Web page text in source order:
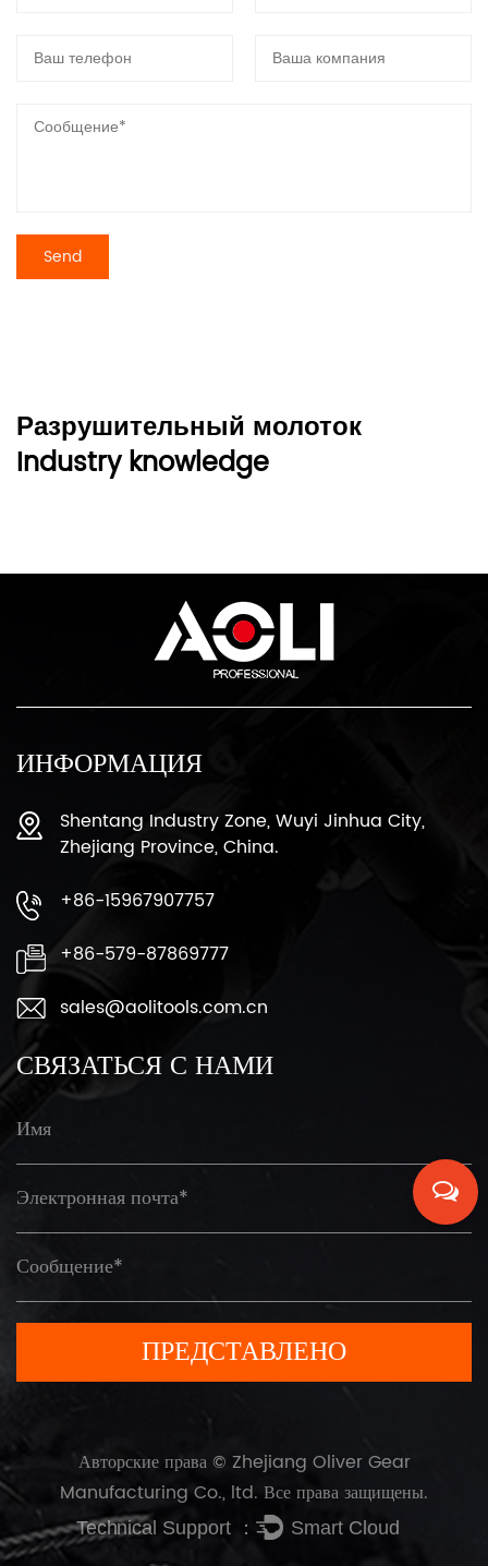
Разрушительный молоток
Industry knowledge
ИНФОРМАЦИЯ
Shentang Industry Zone, Wuyi Jinhua City,
Zhejiang Province, China.
+86-15967907757
+86-579-87869777
sales@aolitools.com.cn
СВЯЗАТЬСЯ С НАМИ
Авторские права © Zhejiang Oliver Gear
Manufacturing Co., ltd. Все права защищены.